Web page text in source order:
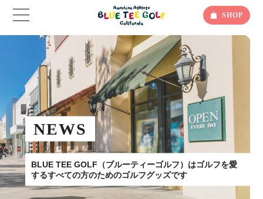
SHOP
NEWS
BLUE TEE GOLF（ブルーティーゴルフ）はゴルフを愛
するすべての方のためのゴルフグッズです